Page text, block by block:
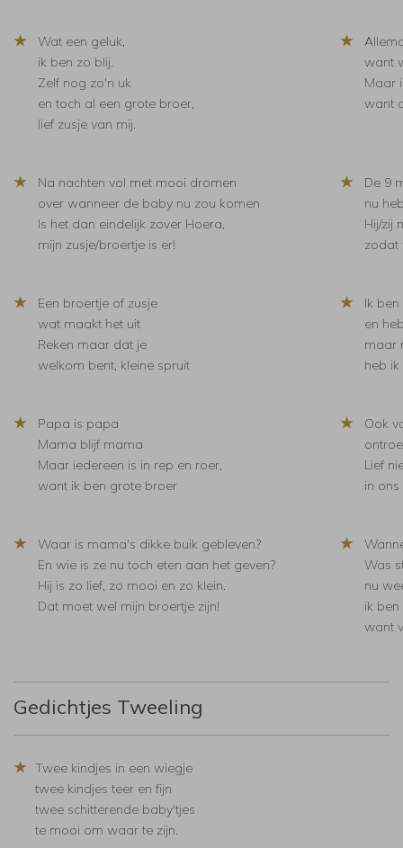
★
Wat een geluk,
ik ben zo blij.
Zelf nog zo'n uk
en toch al een grote broer,
lief zusje van mij.
★
want
Maar
want
★
Na nachten vol met mooi dromen
over wanneer de baby nu zou komen
Is het dan eindelijk zover Hoera,
mijn zusje/broertje is er!
★
De 9
nu
Hij/zij
zodat
★
Een broertje of zusje
wat maakt het uit
Reken maar dat je
welkom bent, kleine spruit
★
Ik
en
maar
heb ik
★
Papa is papa
Mama blijf mama
Maar iedereen is in rep en roer,
want ik ben grote broer
★
Ook
Lief
in ons
★
Waar is mama's dikke buik gebleven?
En wie is ze nu toch eten aan het geven?
Hij is zo lief, zo mooi en zo klein.
Dat moet wel mijn broertje zijn!
★
Was
nu
ik
want
Gedichtjes Tweeling
★ Twee kindjes in een wiegje
twee kindjes teer en fijn
twee schitterende baby'tjes
te mooi om waar te zijn.